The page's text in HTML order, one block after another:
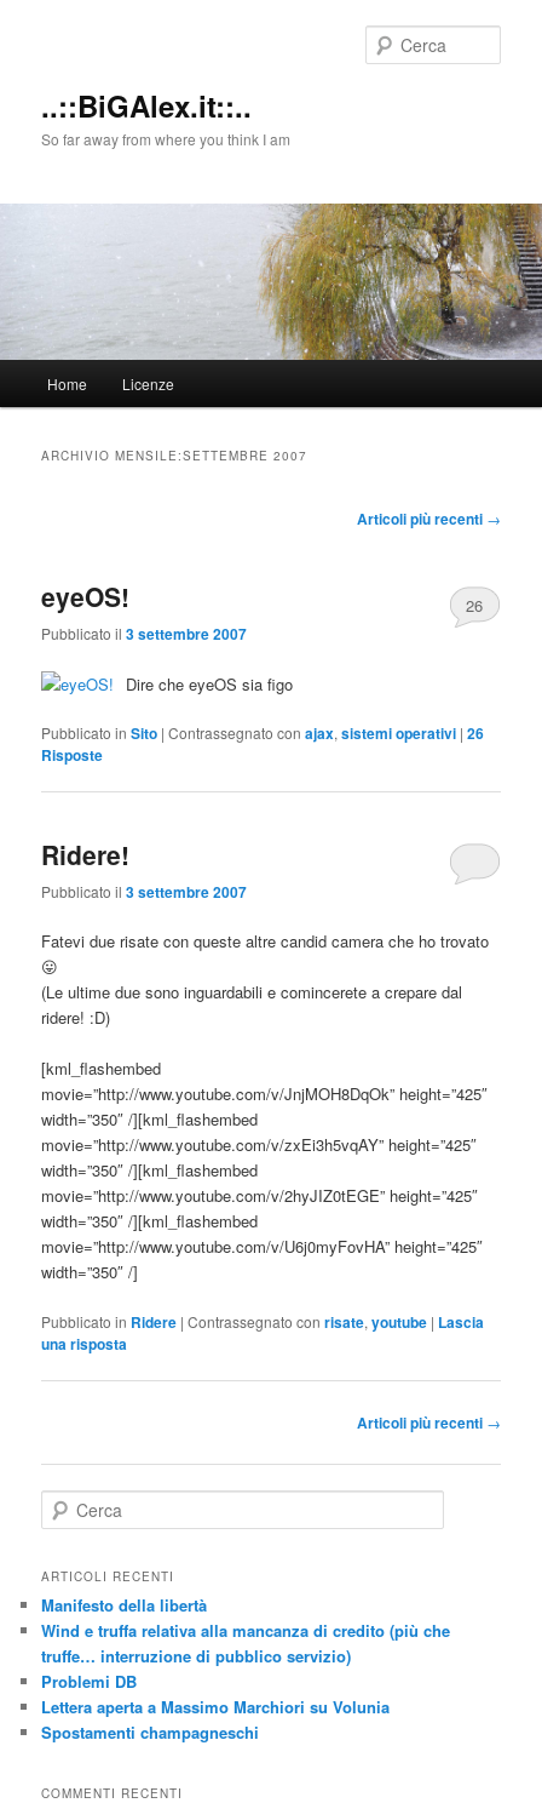
..::BiGAlex.it::..
So far away from where you think I am
principale
Vai
Vai
Home Licenze
ARCHIVIO MENSILE:SETTEMBRE 2007
Articoli più recenti →
eyeOS!
Pubblicato il3 settembre 2007
26
Dire che eyeOS sia figo
Pubblicato in Sito |Contrassegnato con ajax,sistemi operativi |26
Risposte
Ridere!
Pubblicato il3 settembre 2007
Fatevi due risate con queste altre candid camera che ho trovato
😛
(Le ultime due sono inguardabili e comincerete a crepare dal
ridere! :D)
[kml_flashembed
movie=”http://www.youtube.com/v/JnjMOH8DqOk” height=”425″
width=”350″ /][kml_flashembed
movie=”http://www.youtube.com/v/zxEi3h5vqAY” height=”425″
width=”350″ /][kml_flashembed
movie=”http://www.youtube.com/v/2hyJIZ0tEGE” height=”425″
width=”350″ /][kml_flashembed
movie=”http://www.youtube.com/v/U6j0myFovHA” height=”425″
width=”350″ /]
Pubblicato in Ridere |Contrassegnato con risate,youtube | Lascia
una risposta
Articoli più recenti →
e
c
ARTICOLI RECENTI
Manifesto della libertà
Wind e truffa relativa alla mancanza di credito (più che
truffe… interruzione di pubblico servizio)
Problemi DB
Lettera aperta a Massimo Marchiori su Volunia
Spostamenti champagneschi
COMMENTI RECENTI